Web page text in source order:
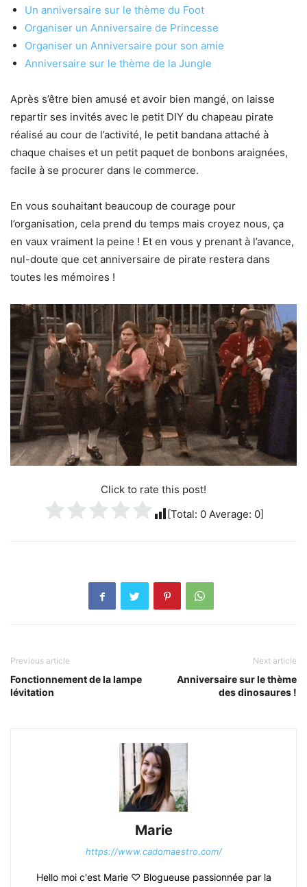
Un anniversaire sur le thème du Foot
Organiser un Anniversaire de Princesse
Organiser un Anniversaire pour son amie
Anniversaire sur le thème de la Jungle
Après s’être bien amusé et avoir bien mangé, on laisse
repartir ses invités avec le petit DIY du chapeau pirate
réalisé au cour de l’activité, le petit bandana attaché à
chaque chaises et un petit paquet de bonbons araignées,
facile à se procurer dans le commerce.
En vous souhaitant beaucoup de courage pour
l’organisation, cela prend du temps mais croyez nous, ça
en vaux vraiment la peine ! Et en vous y prenant à l’avance,
nul-doute que cet anniversaire de pirate restera dans
toutes les mémoires !
Click to rate this post!
[Total: 0Average: 0]
Previous article
Fonctionnement de la lampe
lévitation
Next article
Anniversaire sur le thème
des dinosaures !
Marie
https://www.cadomaestro.com/
Hello moi c'est Marie ♡ Blogueuse passionnée par la